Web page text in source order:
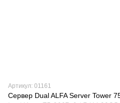
Артикул: 01161
Сервер Dual ALFA Server Tower